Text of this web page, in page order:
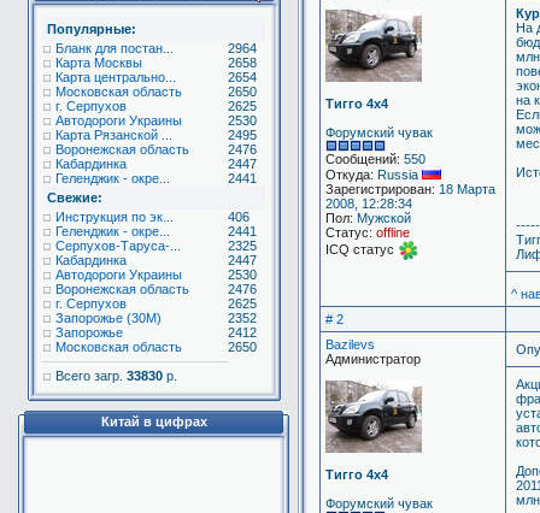
Популярные:
Бланк для постан...
2964
Карта Москвы
2658
Карта центрально...
2654
Московская область
2650
г. Серпухов
2625
Автодороги Украины
2530
Карта Рязанской ...
2495
Воронежская область
2476
Кабардинка
2447
Геленджик - окре...
2441
Свежие:
Инструкция по эк...
406
Геленджик - окре...
2441
Серпухов-Таруса-...
2325
Кабардинка
2447
Автодороги Украины
2530
Воронежская область
2476
г. Серпухов
2625
Запорожье (30М)
2352
Запорожье
2412
Московская область
2650
Всего загр. 33830 р.
Китай в цифрах
Тигго 4х4
Форумский чувак
Сообщений: 550
Откуда: Russia
Зарегистрирован: 18 Марта
2008, 12:28:34
Пол: Мужской
Статус: offline
ICQ статус
На
на
^
# 2
Bazilevs
Администратор
Тигго 4х4
Форумский чувак